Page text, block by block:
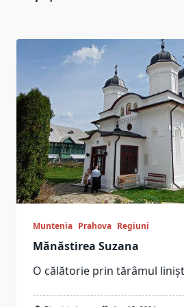
Muntenia Prahova Regiuni
Mănăstirea Suzana
O călătorie prin tărâmul